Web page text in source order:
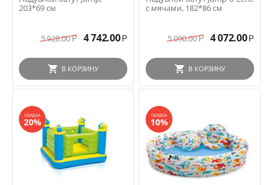
203*69 см
5 928.00 Р 4 742.00 Р
В КОРЗИНУ
с мячами, 182*86 см
5 090.00 Р 4 072.00 Р
В КОРЗИНУ
СКИДКА
20%
СКИДКА
10%